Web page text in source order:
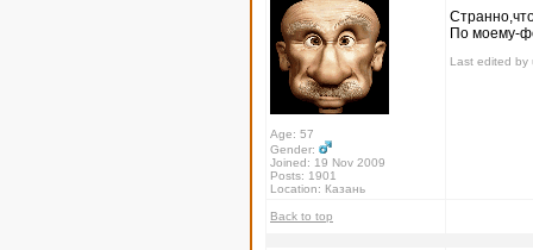
Age: 57
Gender:
Joined: 19 Nov 2009
Posts: 1901
Location: Казань
По моему-
Last edited by
Back to top